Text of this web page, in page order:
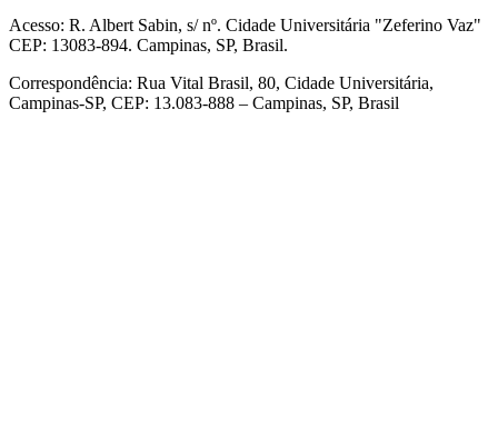
Acesso: R. Albert Sabin, s/ nº. Cidade Universitária "Zeferino Vaz"
CEP: 13083-894. Campinas, SP, Brasil.
Correspondência: Rua Vital Brasil, 80, Cidade Universitária,
Campinas-SP, CEP: 13.083-888 – Campinas, SP, Brasil